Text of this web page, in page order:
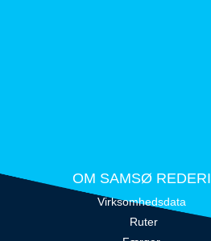
OM SAMSØ REDERI
Virksomhedsdata
Ruter